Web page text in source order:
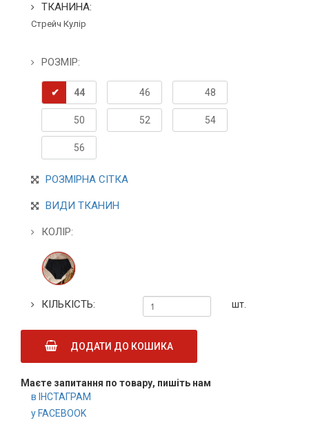
ТКАНИНА:
Стрейч Кулір
РОЗМІР:
44 46 48
50 52 54
56
РОЗМІРНА СІТКА
ВИДИ ТКАНИН
КОЛІР:
КІЛЬКІСТЬ: шт.
ДОДАТИ ДО КОШИКА
Маєте запитання по товару, пишіть нам
в ІНСТАГРАМ
у FACEBOOK